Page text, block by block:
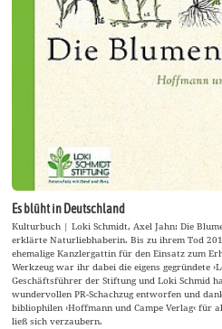
Es blüht in Deutschland
Kulturbuch | Loki Schmidt, Axel Jahn: Die
erklärte Naturliebhaberin. Bis zu ihrem Tod
ehemalige Kanzlergattin für den Einsatz zum
Werkzeug war ihr dabei die eigens gegründete
Geschäftsführer der Stiftung und Loki Schmid
wundervollen PR-Schachzug entworfen und
bibliophilen ›Hoffmann und Campe Verlag‹ für
ließ sich verzaubern.